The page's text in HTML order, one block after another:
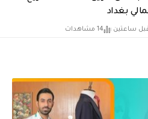
بغداد
ساعتين 14 مشاهدات